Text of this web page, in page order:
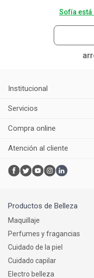
Sofía está
Institucional
Servicios
Compra online
Atención al cliente
Productos de Belleza
Maquillaje
Perfumes y fragancias
Cuidado de la piel
Cuidado capilar
Electro belleza